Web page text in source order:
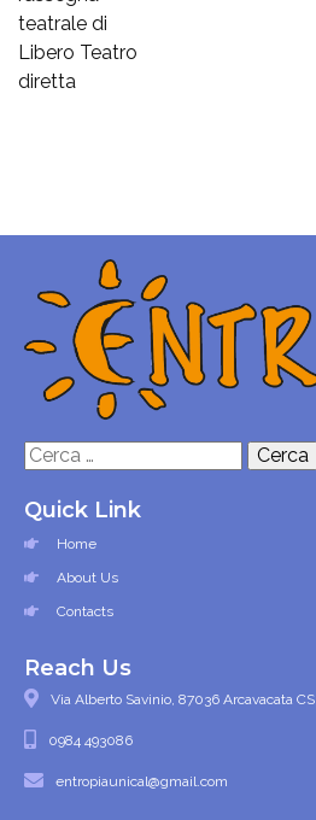
teatrale di
Libero Teatro
diretta
Ricerca
Quick Link
Home
About Us
Contacts
Reach Us
Via Alberto Savinio, 87036 Arcavacata CS
0984 493086
entropiaunical@gmail.com